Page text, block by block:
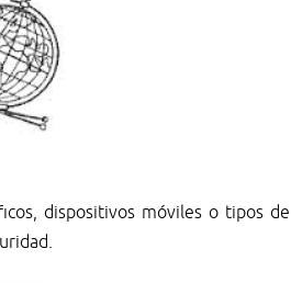
dispositivos móviles o tipos de